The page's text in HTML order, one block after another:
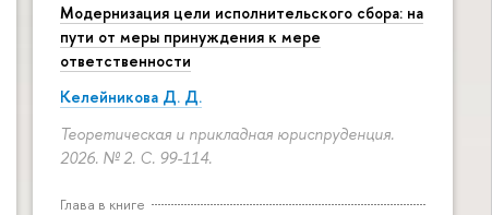
Модернизация цели исполнительского сбора: на
пути от меры принуждения к мере
ответственности
Келейникова Д. Д.
Теоретическая и прикладная юриспруденция.
2026. № 2. С. 99-114.
Глава в книге